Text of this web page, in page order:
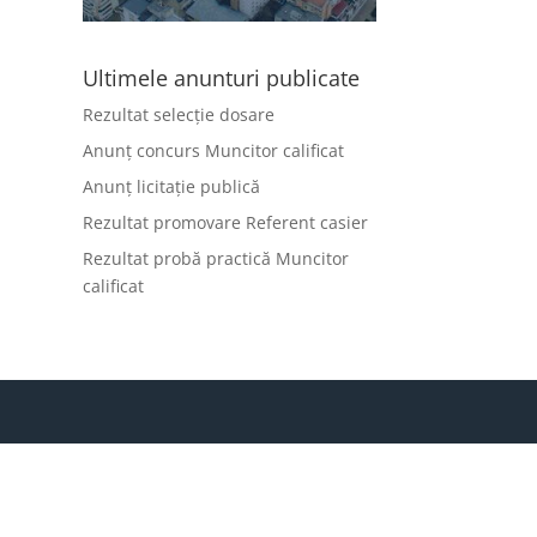
Ultimele anunturi publicate
Rezultat selecție dosare
Anunț concurs Muncitor calificat
Anunț licitație publică
Rezultat promovare Referent casier
Rezultat probă practică Muncitor
calificat